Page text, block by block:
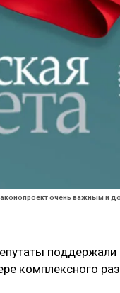
очень важным и
поддержали
комплексного